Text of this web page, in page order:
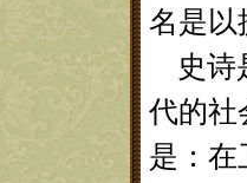
名是以
史诗
代的社
是：在